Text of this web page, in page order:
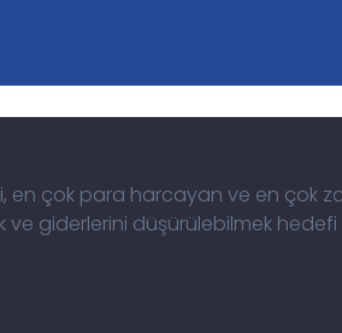
en çok para harcayan ve en
giderlerini düşürülebilmek hedefi